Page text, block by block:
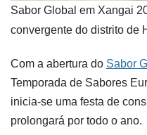
​Sabor Global em Xangai
convergente do distrito de
Com a abertura do Sabor
Temporada de Sabores
inicia-se uma festa de
prolongará por todo o ano.